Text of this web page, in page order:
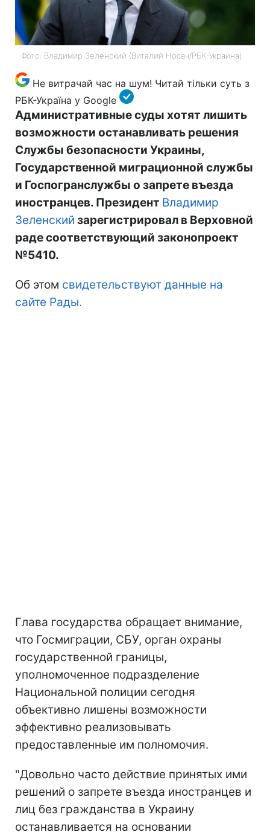
Фото: Владимир Зеленский (Виталий Носач/РБК-Украина)
Не витрачай час на шум! Читай тільки суть з
РБК-Україна у Google
Административные суды хотят лишить
возможности останавливать решения
Службы безопасности Украины,
Государственной миграционной службы
и Госпогранслужбы о запрете въезда
иностранцев. Президент Владимир
Зеленский зарегистрировал в Верховной
раде соответствующий законопроект
№5410.
Об этом свидетельствуют данные на
сайте Рады.
Глава государства обращает внимание,
что Госмиграции, СБУ, орган охраны
государственной границы,
уполномоченное подразделение
Национальной полиции сегодня
объективно лишены возможности
эффективно реализовывать
предоставленные им полномочия.
"Довольно часто действие принятых ими
решений о запрете въезда иностранцев и
лиц без гражданства в Украину
останавливается на основании